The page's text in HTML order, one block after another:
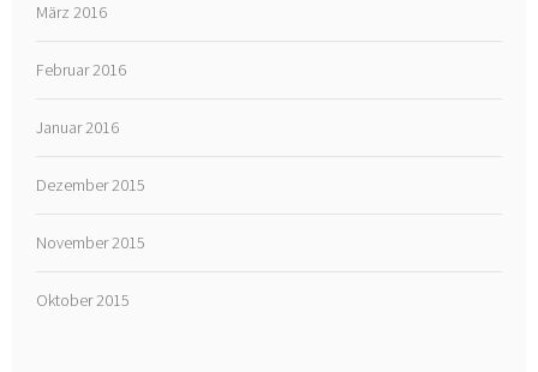
März 2016
Februar 2016
Januar 2016
Dezember 2015
November 2015
Oktober 2015